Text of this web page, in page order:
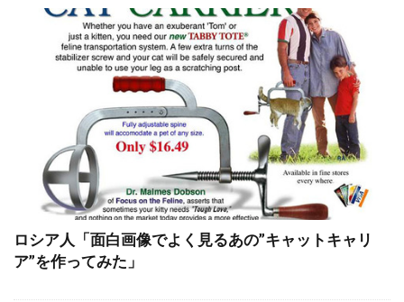
ロシア人「面白画像でよく見るあの”キャットキャリ
ア”を作ってみた」